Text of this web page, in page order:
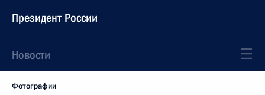
Президент России
Новости
Фотографии